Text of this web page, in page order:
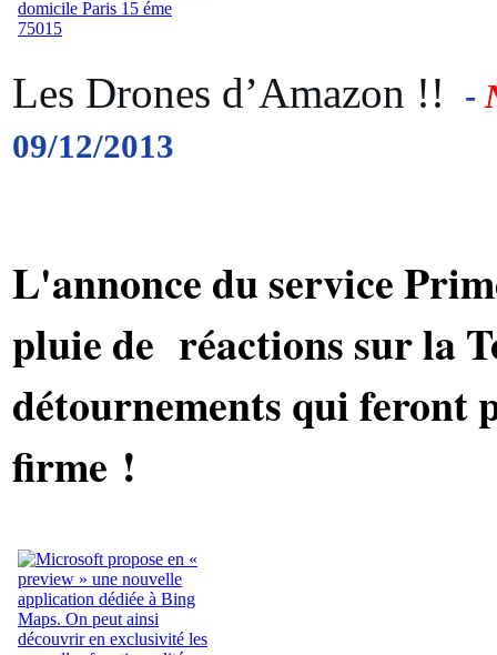
Les Drones d’Amazon !! -
09/12/2013
L'annonce du service
pluie de réactions sur la
détournements qui feront
firme !